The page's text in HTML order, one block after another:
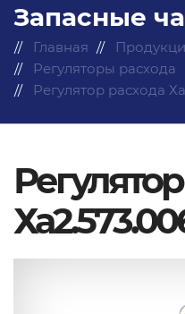
Запасные
Главная
Регуляторы расхода
Регулятор расхода